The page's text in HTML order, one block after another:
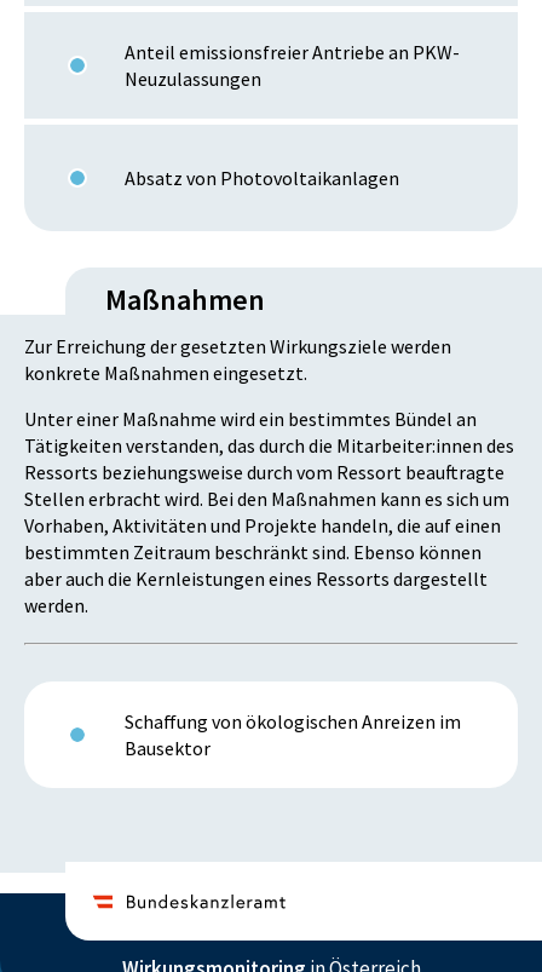
Anteil emissionsfreier Antriebe an PKW-
Neuzulassungen
Absatz von Photovoltaikanlagen
Maßnahmen
Zur Erreichung der gesetzten Wirkungsziele werden
konkrete Maßnahmen eingesetzt.
Unter einer Maßnahme wird ein bestimmtes Bündel an
Tätigkeiten verstanden, das durch die Mitarbeiter:innen des
Ressorts beziehungsweise durch vom Ressort beauftragte
Stellen erbracht wird. Bei den Maßnahmen kann es sich um
Vorhaben, Aktivitäten und Projekte handeln, die auf einen
bestimmten Zeitraum beschränkt sind. Ebenso können
aber auch die Kernleistungen eines Ressorts dargestellt
werden.
Schaffung von ökologischen Anreizen im
Bausektor